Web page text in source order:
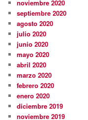
noviembre 2020
septiembre 2020
agosto 2020
julio 2020
junio 2020
mayo 2020
abril 2020
marzo 2020
febrero 2020
enero 2020
diciembre 2019
noviembre 2019